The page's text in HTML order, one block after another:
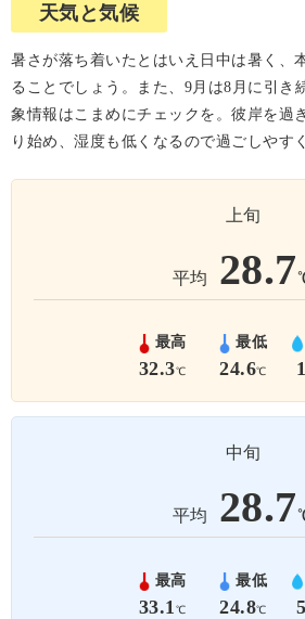
天気と気候
暑さが落ち着いたとはいえ日中は暑く、
ることでしょう。また、9月は8月に引き
象情報はこまめにチェックを。彼岸を過
り始め、湿度も低くなるので過ごしやす
上旬
平均 28.7
最高
32.3℃
最低
24.6℃
中旬
平均 28.7
最高
33.1 ℃
最低
24.8℃